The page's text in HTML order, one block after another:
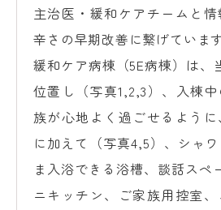
主治医・緩和ケアチームと情
辛さの早期改善に繋げています
緩和ケア病棟（5E病棟）は、
位置し（写真1,2,3）、入棟
族が心地よく過ごせるよう
に加えて（写真4,5）、シャ
ま入浴できる浴槽、談話スペ
ニキッチン、ご家族用控室